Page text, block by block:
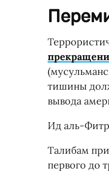
тишины
вывода
Ид аль-Фитр
Талибам
первого до